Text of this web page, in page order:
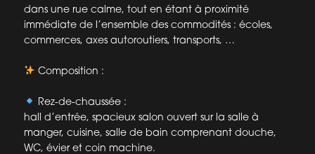
dans une rue calme, tout en étant à proximité
immédiate de l’ensemble des commodités : écoles,
commerces, axes autoroutiers, transports, …
Composition :
Rez-de-chaussée :
hall d’entrée, spacieux salon ouvert sur la salle à
manger, cuisine, salle de bain comprenant douche,
WC, évier et coin machine.